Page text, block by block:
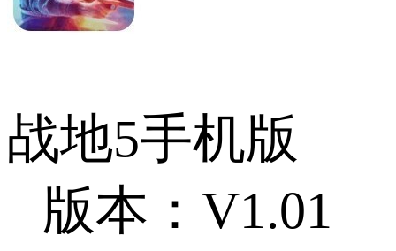
战地5手机版
版本：V1.01